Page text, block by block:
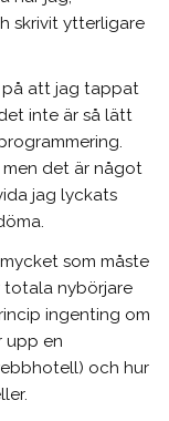
skrivit ytterligare
att jag tappat
inte är så lätt
men det är något
jag lyckats
som måste
totala nybörjare
ingenting om
upp en
och hur